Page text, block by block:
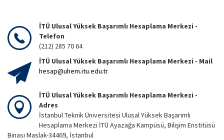
İTÜ Ulusal Yüksek Başarımlı Hesaplama Merkezi -
Telefon
(212) 285 70 64
İTÜ Ulusal Yüksek Başarımlı Hesaplama Merkezi - Mail
hesap@uhem.itu.edu.tr
İTÜ Ulusal Yüksek Başarımlı Hesaplama Merkezi -
Adres
İstanbul Teknik Üniversitesi Ulusal Yüksek Başarımlı
Hesaplama Merkezi İTÜ Ayazağa Kampüsü, Bilişim Enstitüsü
Binası Maslak-34469, İstanbul